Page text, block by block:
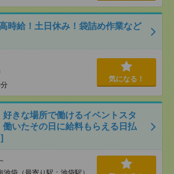
時給！土日休み！袋詰め作業など
気になる！
好きな場所で働けるイベントスタ
いたその日に給料もらえる日払